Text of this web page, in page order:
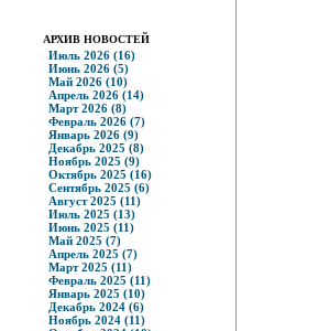
АРХИВ НОВОСТЕЙ
Июль 2026 (16)
Июнь 2026 (5)
Май 2026 (10)
Апрель 2026 (14)
Март 2026 (8)
Февраль 2026 (7)
Январь 2026 (9)
Декабрь 2025 (8)
Ноябрь 2025 (9)
Октябрь 2025 (16)
Сентябрь 2025 (6)
Август 2025 (11)
Июль 2025 (13)
Июнь 2025 (11)
Май 2025 (7)
Апрель 2025 (7)
Март 2025 (11)
Февраль 2025 (11)
Январь 2025 (10)
Декабрь 2024 (6)
Ноябрь 2024 (11)